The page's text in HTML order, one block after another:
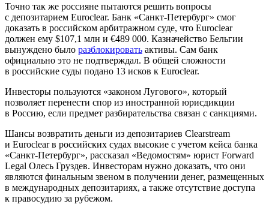
Точно так же россияне пытаются решить вопросы
с депозитарием Euroclear. Банк «Санкт-Петербург» смог
доказать в российском арбитражном суде, что Euroclear
должен ему $107,1 млн и €489 000. Казначейство Бельгии
вынуждено было разблокировать активы. Сам банк
официально это не подтверждал. В общей сложности
в российские суды подано 13 исков к Euroclear.
Инвесторы пользуются «законом Лугового», который
позволяет перенести спор из иностранной юрисдикции
в Россию, если предмет разбирательства связан с санкциями.
Шансы возвратить деньги из депозитариев Clearstream
и Euroclear в российских судах высокие с учетом кейса банка
«Санкт-Петербург», рассказал «Ведомостям» юрист Forward
Legal Олесь Груздев. Инвесторам нужно доказать, что они
являются финальным звеном в получении денег, размещенных
в международных депозитариях, а также отсутствие доступа
к правосудию за рубежом.